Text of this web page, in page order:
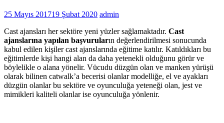
25 Mayıs 201719 Şubat 2020 admin
Cast ajansları her sektöre yeni yüzler sağlamaktadır. Cast
ajanslarına yapılan başvuruların değerlendirilmesi sonucunda
kabul edilen kişiler cast ajanslarında eğitime katılır. Katıldıkları bu
eğitimlerde kişi hangi alan da daha yetenekli olduğunu görür ve
böylelikle o alana yönelir. Vücudu düzgün olan ve manken yürüşü
olarak bilinen catwalk’a becerisi olanlar modelliğe, el ve ayakları
düzgün olanlar bu sektöre ve oyunculuğa yeteneği olan, jest ve
mimikleri kaliteli olanlar ise oyunculuğa yönlenir.